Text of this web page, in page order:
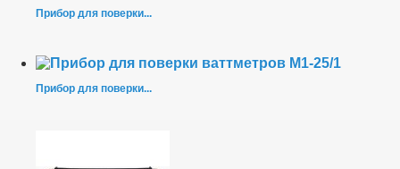
Прибор для поверки...
Прибор для поверки...